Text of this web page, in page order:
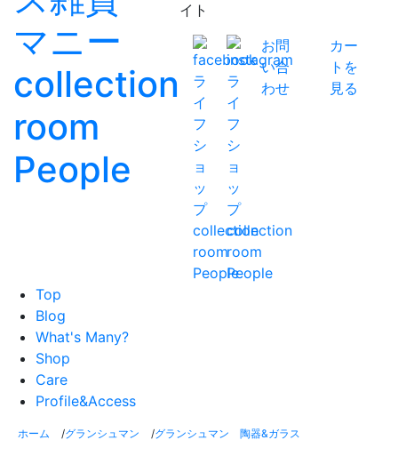
イト
お問
い合
わせ
カー
トを
見る
Top
Blog
What's Many?
Shop
Care
Profile&Access
ホーム /グランシュマン /グランシュマン 陶器&ガラス